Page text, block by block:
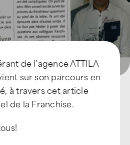
de l’agence ATTILA
sur son parcours en
à travers cet article
de la Franchise.